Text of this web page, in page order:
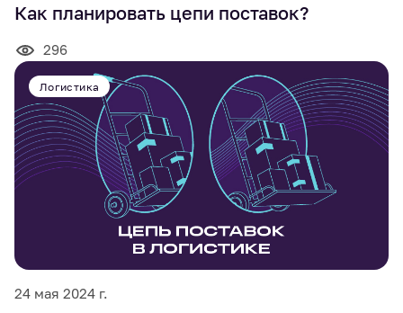
Как планировать цепи поставок?
296
Логистика
24 мая 2024 г.